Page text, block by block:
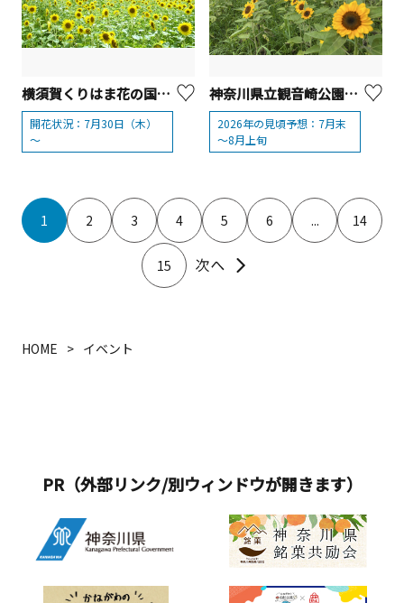
横須賀くりはま花の国・7/30～開花情報
開花状況：7月30日（木）
～
神奈川県立観音崎公園「ひまわり」【横須賀市】
2026年の見頃予想：7月末
～8月上旬
1 2 3 4 5 6 ... 14
15
HOME イベント
PR（外部リンク/別ウィンドウが開きます）